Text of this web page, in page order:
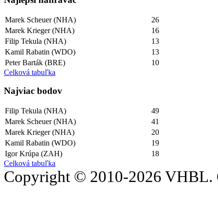
Marek Scheuer (NHA)
26
Marek Krieger (NHA)
16
Filip Tekula (NHA)
13
Kamil Rabatin (WDO)
13
Peter Barták (BRE)
10
Celková tabuľka
Najviac bodov
Filip Tekula (NHA)
49
Marek Scheuer (NHA)
41
Marek Krieger (NHA)
20
Kamil Rabatin (WDO)
19
Igor Krúpa (ZAH)
18
Celková tabuľka
Copyright © 2010-2026 VHBL.